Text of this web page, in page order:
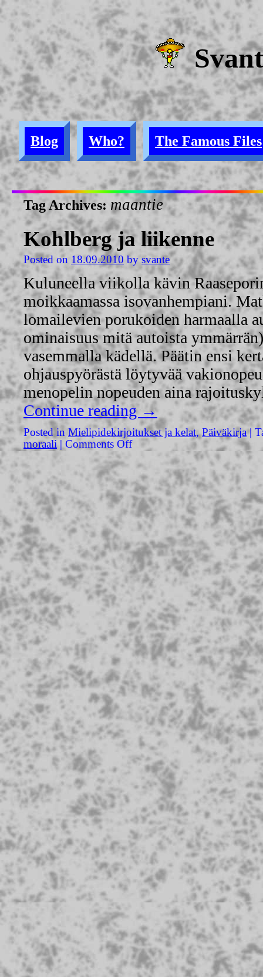
Blog Who? The Famous Files
Tag Archives: maantie
Kohlberg ja liikenne
Posted on 18.09.2010 by svante
Kuluneella viikolla kävin
moikkaamassa isovanhempiani.
lomailevien porukoiden harmaalla
ominaisuus mitä autoista
vasemmalla kädellä. Päätin ensi
ohjauspyörästä löytyvää
menopelin nopeuden aina
Continue reading →
Posted in Mielipidekirjoitukset ja kelat,Päiväkirja |
moraali | Comments Off